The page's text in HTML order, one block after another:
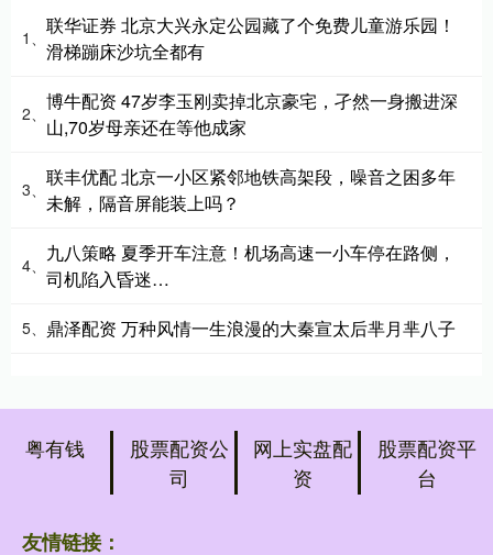
1、
联华证券 北京大兴永定公园藏了个免费儿童游乐园！
滑梯蹦床沙坑全都有
2、
博牛配资 47岁李玉刚卖掉北京豪宅，孑然一身搬进深
山,70岁母亲还在等他成家
3、
联丰优配 北京一小区紧邻地铁高架段，噪音之困多年
未解，隔音屏能装上吗？
4、
九八策略 夏季开车注意！机场高速一小车停在路侧，
司机陷入昏迷…
5、 鼎泽配资 万种风情一生浪漫的大秦宣太后芈月芈八子
粤有钱
股票配资公
司
网上实盘配
资
股票配资平
台
友情链接：